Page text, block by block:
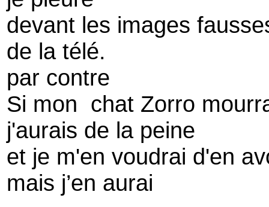
devant les images
de la télé.
par contre
Si mon chat Zorro
j'aurais de la peine
et je m'en voudrai d'en
mais j’en aurai